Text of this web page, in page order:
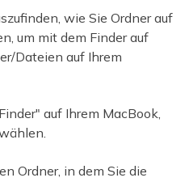
wie Sie Ordner auf
um mit dem Finder auf
Dateien auf Ihrem
auf Ihrem MacBook,
Ordner, in dem Sie die